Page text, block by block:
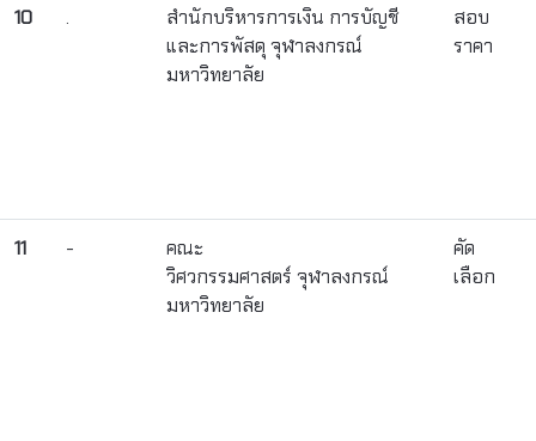
10 .
สำนักบริหารการเงิน การบัญชี
และการพัสดุ จุฬาลงกรณ์
มหาวิทยาลัย
สอบ
ราคา
11 -
คณะ
วิศวกรรมศาสตร์ จุฬาลงกรณ์
มหาวิทยาลัย
คัด
เลือก